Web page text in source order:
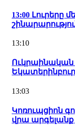
13:00 Լուրերը
13:10
Ուկրաինական
13:03
Կոռուպցիոն
վրա արգելանք